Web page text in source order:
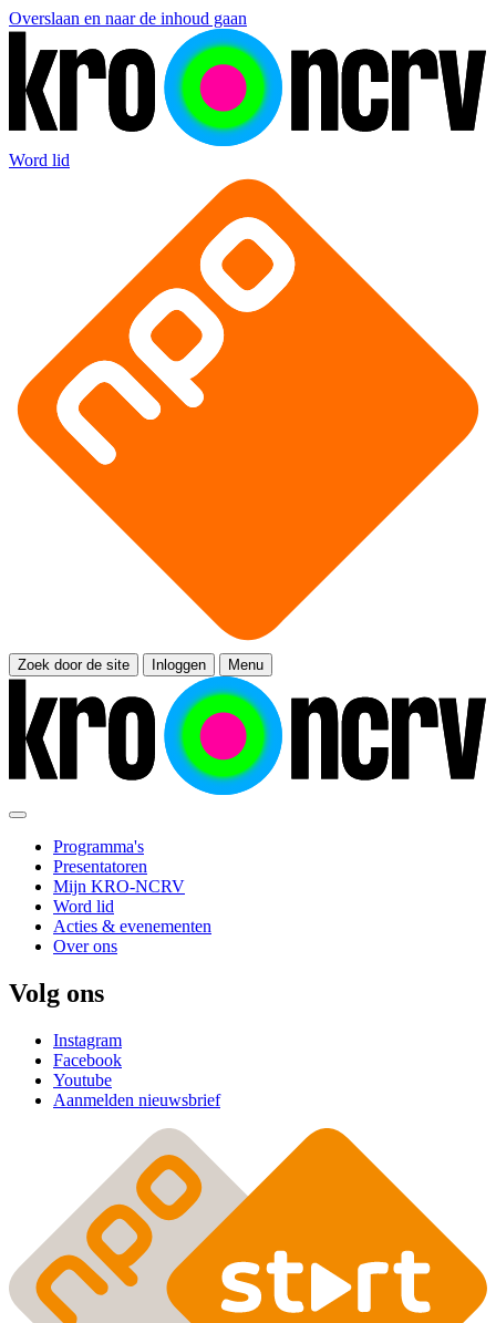
Overslaan en naar de inhoud gaan
Word lid
Zoek door de site Inloggen Menu
Programma's
Presentatoren
Mijn KRO-NCRV
Word lid
Acties & evenementen
Over ons
Volg ons
Instagram
Facebook
Youtube
Aanmelden nieuwsbrief